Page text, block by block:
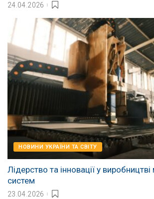
24.04.2026
НОВИНИ УКРАЇНИ ТА СВІТУ
Лідерство та інновації у
систем
23.04.2026